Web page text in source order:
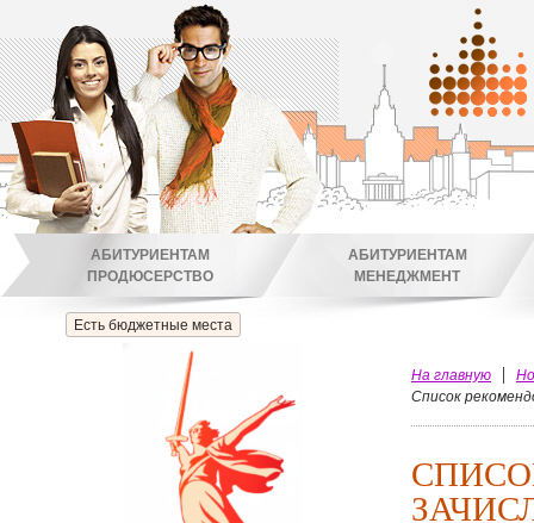
Есть бюджетные места
АБИТУРИЕНТАМ
ПРОДЮСЕРСТВО
АБИТУРИЕНТАМ
МЕНЕДЖМЕНТ
На главную
Список